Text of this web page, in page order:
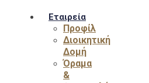
Εταιρεία
Προφίλ
Διοικητική
Δομή
Όραμα
&